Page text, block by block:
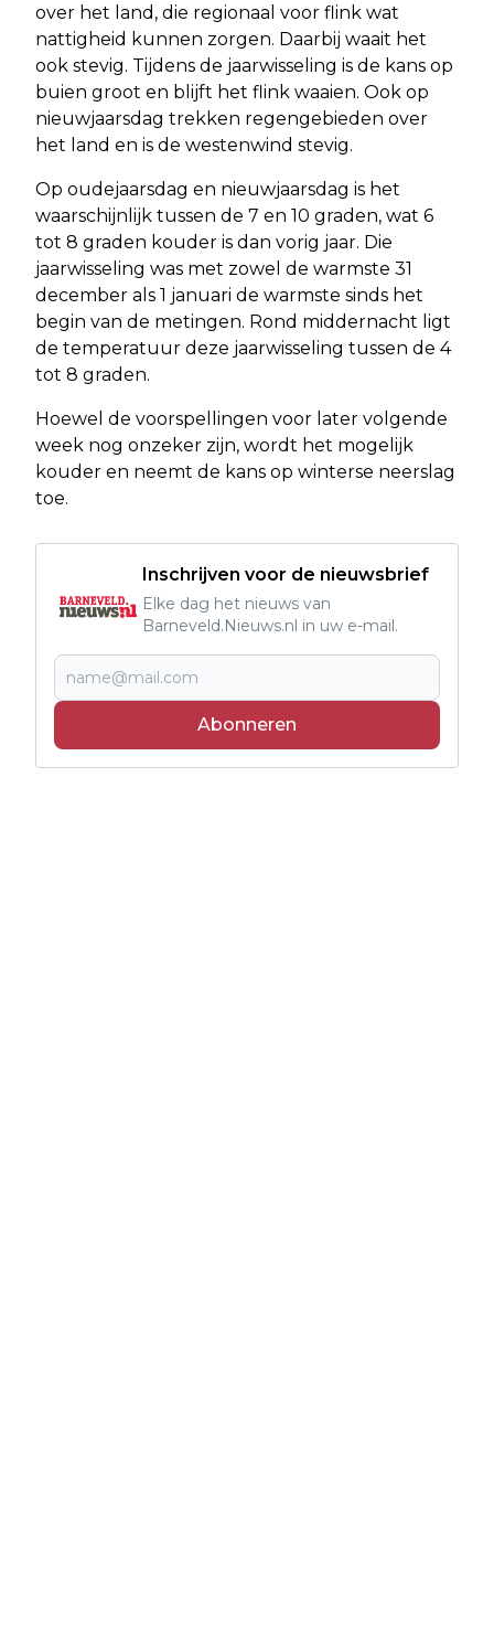
over het land, die regionaal voor flink wat
nattigheid kunnen zorgen. Daarbij waait het
ook stevig. Tijdens de jaarwisseling is de kans op
buien groot en blijft het flink waaien. Ook op
nieuwjaarsdag trekken regengebieden over
het land en is de westenwind stevig.
Op oudejaarsdag en nieuwjaarsdag is het
waarschijnlijk tussen de 7 en 10 graden, wat 6
tot 8 graden kouder is dan vorig jaar. Die
jaarwisseling was met zowel de warmste 31
december als 1 januari de warmste sinds het
begin van de metingen. Rond middernacht ligt
de temperatuur deze jaarwisseling tussen de 4
tot 8 graden.
Hoewel de voorspellingen voor later volgende
week nog onzeker zijn, wordt het mogelijk
kouder en neemt de kans op winterse neerslag
toe.
Inschrijven voor de nieuwsbrief
Elke dag het nieuws van
Barneveld.Nieuws.nl in uw e-mail.
Abonneren